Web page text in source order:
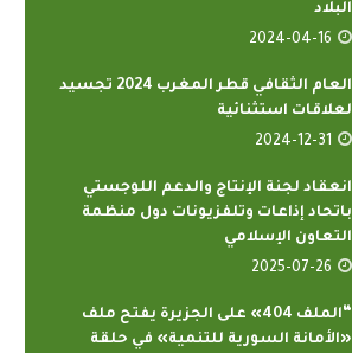
البلاد
2024-04-16
العام الثقافي قطر المغرب 2024 تجسيد
لعلاقات استثنائية
2024-12-31
انعقاد لجنة الإنتاج والدعم اللوجستي
باتحاد إذاعات وتلفزيونات دول منظمة
التعاون الإسلامي
2025-07-26
“الملف 404» على الجزيرة يفتح ملف
«الأمانة السورية للتنمية» في حلقة